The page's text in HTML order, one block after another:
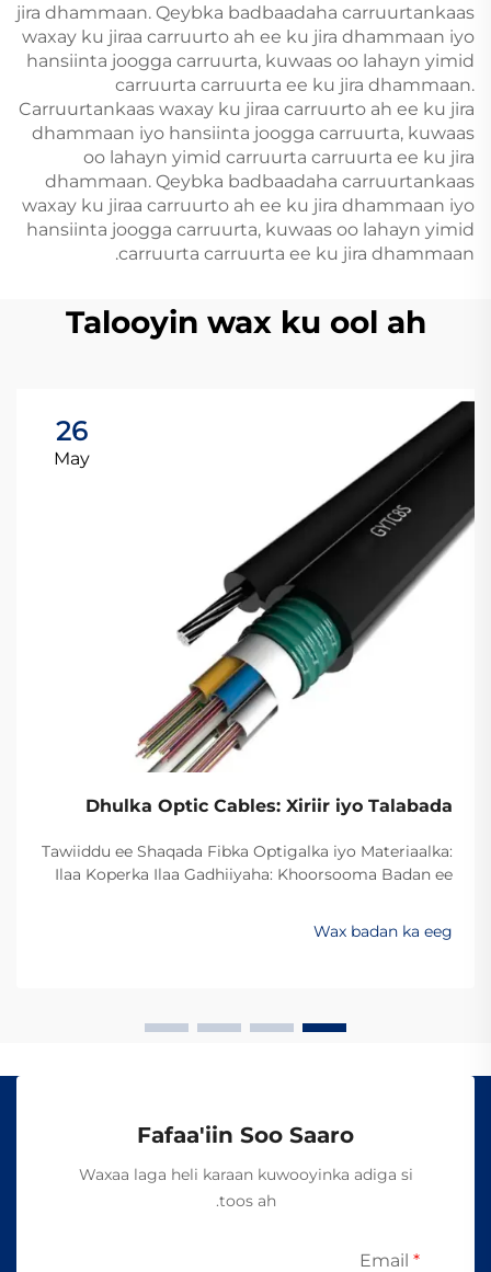
jira dhammaan. Qeybka badbaadaha carruurtankaas
waxay ku jiraa carruurto ah ee ku jira dhammaan iyo
hansiinta joogga carruurta, kuwaas oo lahayn yimid
carruurta carruurta ee ku jira dhammaan.
Carruurtankaas waxay ku jiraa carruurto ah ee ku jira
dhammaan iyo hansiinta joogga carruurta, kuwaas
oo lahayn yimid carruurta carruurta ee ku jira
dhammaan. Qeybka badbaadaha carruurtankaas
waxay ku jiraa carruurto ah ee ku jira dhammaan iyo
hansiinta joogga carruurta, kuwaas oo lahayn yimid
carruurta carruurta ee ku jira dhammaan.
Talooyin wax ku ool ah
26
May
Dhulka Optic Cables: Xiriir iyo Talabada
Tawiiddu ee Shaqada Fibka Optigalka iyo Materiaalka:
Ilaa Koperka Ilaa Gadhiiyaha: Khoorsooma Badan ee
min koperka ilaa fibirka optiga waxay ugu badanaysta
xawaaraha la soo saaro xogta. Hadda dambigii,
Wax badan ka eeg
Fafaa'iin Soo Saaro
Waxaa laga heli karaan kuwooyinka adiga si
toos ah.